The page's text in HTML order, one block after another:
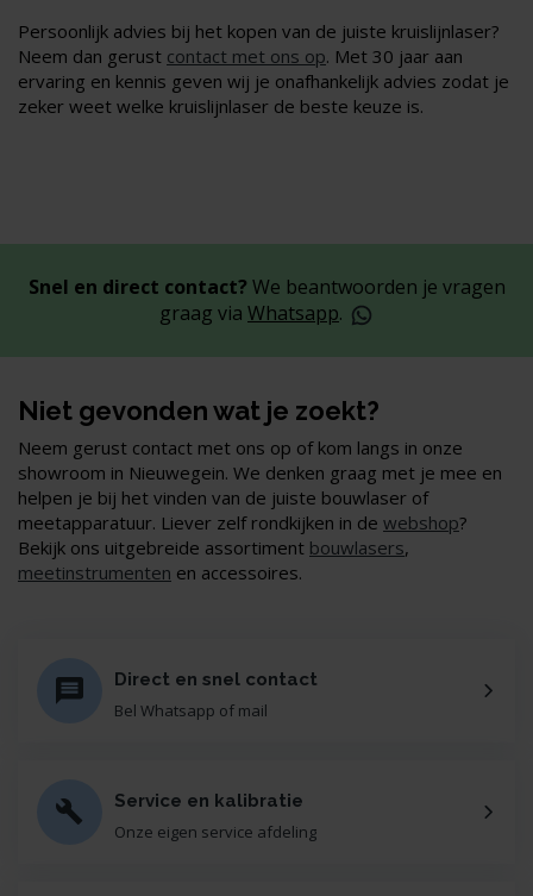
Persoonlijk advies bij het kopen van de juiste kruislijnlaser?
Neem dan gerust contact met ons op. Met 30 jaar aan
ervaring en kennis geven wij je onafhankelijk advies zodat je
zeker weet welke kruislijnlaser de beste keuze is.
Snel en direct contact? We beantwoorden je vragen
graag via Whatsapp.
Niet gevonden wat je zoekt?
Neem gerust contact met ons op of kom langs in onze
showroom in Nieuwegein. We denken graag met je mee en
helpen je bij het vinden van de juiste bouwlaser of
meetapparatuur. Liever zelf rondkijken in de webshop?
Bekijk ons uitgebreide assortiment bouwlasers,
meetinstrumenten en accessoires.
Direct en snel contact
Bel Whatsapp of mail
Service en kalibratie
Onze eigen service afdeling